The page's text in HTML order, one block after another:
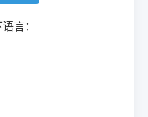
言：